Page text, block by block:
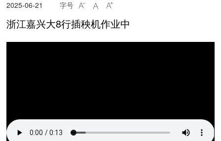
2025-06-21 字号   
浙江嘉兴大8行插秧机作业中